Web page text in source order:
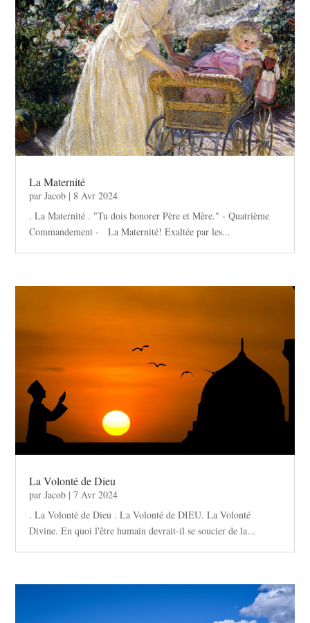
La Maternité
parJacob | 8 Avr 2024
. La Maternité . "Tu dois honorer Père et Mère." - Quatrième
Commandement - La Maternité! Exaltée par les...
La Volonté de Dieu
parJacob |7 Avr 2024
. La Volonté de Dieu . La Volonté de DIEU. La Volonté
Divine. En quoi l'être humain devrait-il se soucier de la...